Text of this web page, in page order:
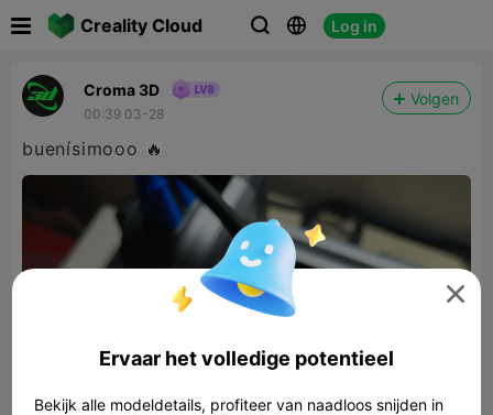
Creality Cloud   Log in
Croma 3D
00:39 03-28
Volgen
buenísimooo 🔥

Ervaar het volledige potentieel
Bekijk alle modeldetails, profiteer van naadloos snijden in